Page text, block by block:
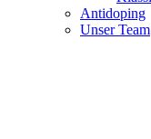
Antidoping
Unser Team